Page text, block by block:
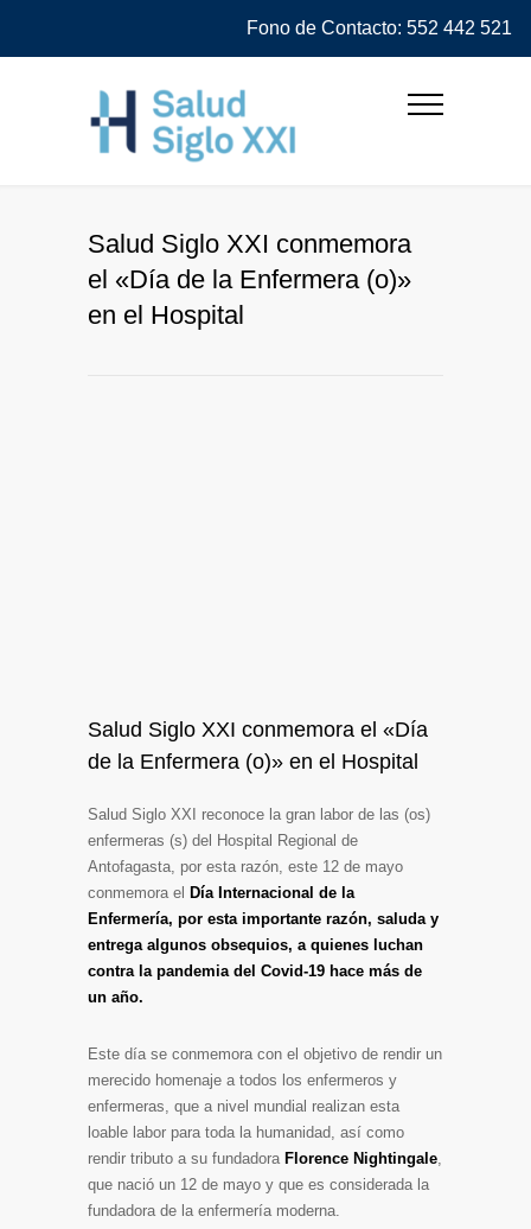
Fono de Contacto: 552 442 521
Salud Siglo XXI conmemora
el «Día de la Enfermera (o)»
en el Hospital
Salud Siglo XXI conmemora el «Día
de la Enfermera (o)» en el Hospital
Salud Siglo XXI reconoce la gran labor de las (os)
enfermeras (s) del Hospital Regional de
Antofagasta, por esta razón, este 12 de mayo
conmemora el Día Internacional de la
Enfermería, por esta importante razón, saluda y
entrega algunos obsequios, a quienes luchan
contra la pandemia del Covid-19 hace más de
un año.
Este día se conmemora con el objetivo de rendir un
merecido homenaje a todos los enfermeros y
enfermeras, que a nivel mundial realizan esta
loable labor para toda la humanidad, así como
rendir tributo a su fundadora Florence Nightingale,
que nació un 12 de mayo y que es considerada la
fundadora de la enfermería moderna.